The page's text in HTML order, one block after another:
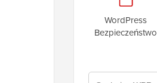
WordPress
Bezpieczeństwo